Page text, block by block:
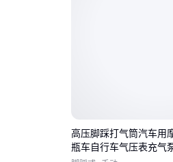
高压脚踩打气筒汽车用
瓶车自行车气压表充气